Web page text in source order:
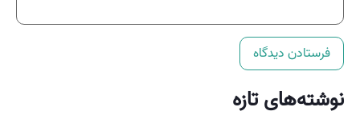
نوشته‌های تازه